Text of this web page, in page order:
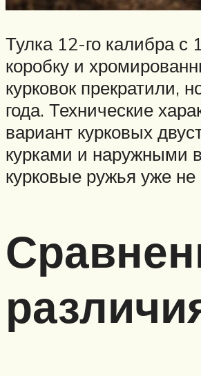
Тулка 12-го калибра
коробку и
курковок прекратили,
года. Технические
вариант курковых
курками и наружными
курковые ружья уже не